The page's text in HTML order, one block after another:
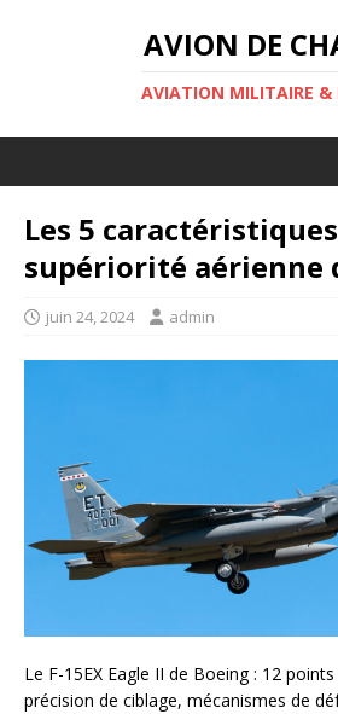
AVION DE
AVIATION MILITAIRE &
Les 5
supériorité aérienne
juin 24, 2024 admin
Le F-15EX Eagle II de Boeing : 12
précision de ciblage, mécanismes de